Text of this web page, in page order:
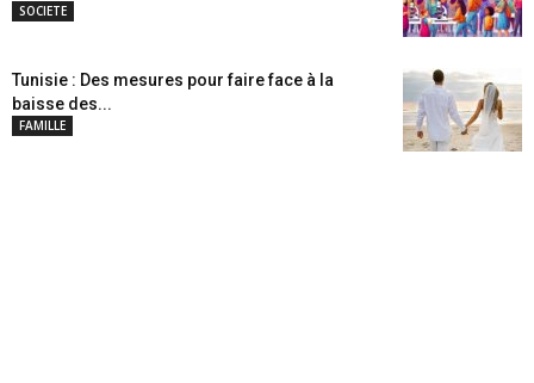
SOCIETE
Tunisie : Des mesures pour faire face à la
baisse des...
FAMILLE